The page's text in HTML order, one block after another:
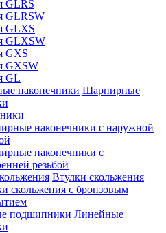
GLRS
GLRSW
GLXS
GLXSW
GXS
GXSW
GL
Шарнирные
наконечники с наружной
наконечники с
резьбой
Втулки скольжения
скольжения с бронзовым
Линейные